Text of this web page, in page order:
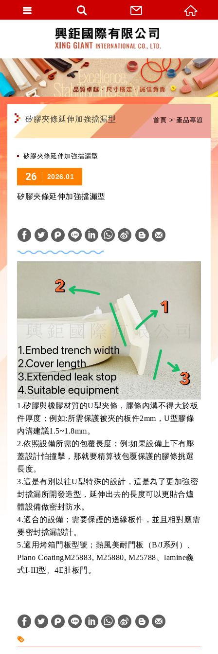
首頁 產品專題
矽膠夾條延伸加強擋漏型
矽膠夾條延伸加強擋漏型
26 2026.01
矽膠夾條延伸加強擋漏型
W
a
A
p
p
S
n
e
i
b
1.矽膠與橡膠材質的U型夾條，膠條內溝不得大於板
件厚度；例如:所需保護被夾的板件2mm，U型膠條
內溝建議1.5~1.8mm。
2.依照設備所需的包覆長度；例:如果設備上下有壓
蓋設計怕撞擊，那就要精算被包覆保護的膠條挑選
長度。
3.這是有別以往U型特殊的設計，這是為了更加強密
封擋漏所開發造型，延伸出去的長度可以更貼合爐
體設備做密封防水。
4.適合的設備；需要保護的邊緣板件，並且相對應需
要密封擋漏設計。
5.適用烤箱門板型號；熱風美耐門板（B/J系列）、
Piano CoatingM25883, M25880, M25788、lamine義
式I-III型、4E肚板門。
W
a
S
n
繁體中文